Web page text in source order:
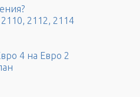
2112, 2114
4 на Евро 2